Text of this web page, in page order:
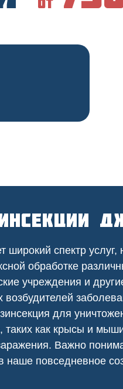
спектр
обработке
учреждения и
для
таких как крысы и
Важно
наше повседневное